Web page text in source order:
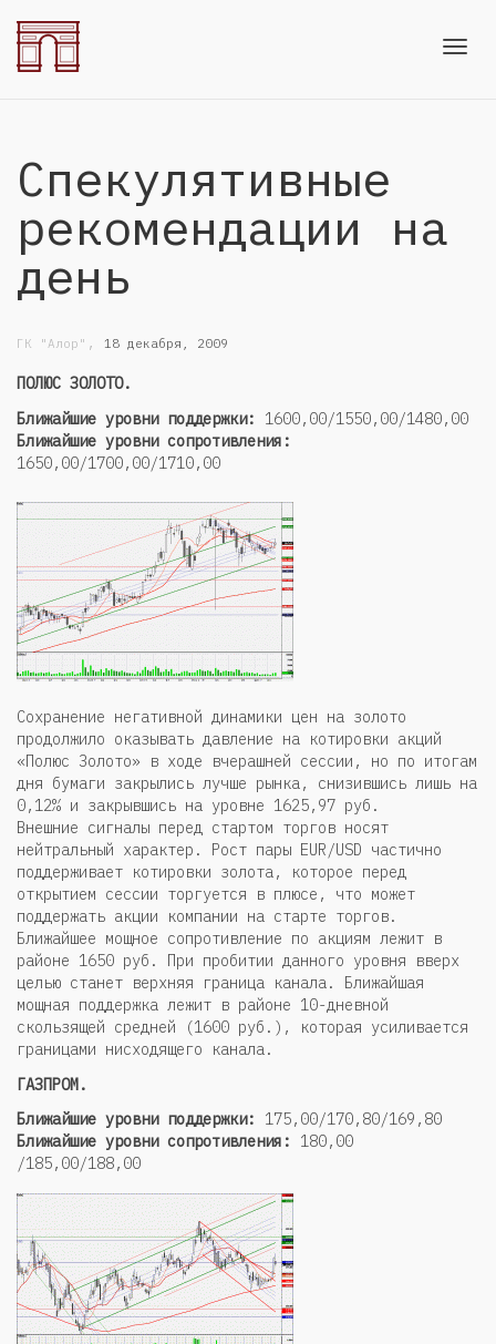
Спекулятивные
рекомендации на
день
ГК "Алор" , 18 декабря, 2009
ПОЛЮС ЗОЛОТО.
Ближайшие уровни поддержки:
1600,00/1550,00/1480,00
Ближайшие уровни сопротивления:
1650,00/1700,00/1710,00
Сохранение негативной динамики цен на золото
продолжило оказывать давление на котировки акций
«Полюс Золото» в ходе вчерашней сессии, но по итогам
дня бумаги закрылись лучше рынка, снизившись лишь на
0,12% и закрывшись на уровне 1625,97 руб.
Внешние сигналы перед стартом торгов носят
нейтральный характер. Рост пары EUR/USD частично
поддерживает котировки золота, которое перед
открытием сессии торгуется в плюсе, что может
поддержать акции компании на старте торгов.
Ближайшее мощное сопротивление по акциям лежит в
районе 1650 руб. При пробитии данного уровня вверх
целью станет верхняя граница канала. Ближайшая
мощная поддержка лежит в районе 10-дневной
скользящей средней (1600 руб.), которая усиливается
границами нисходящего канала.
ГАЗПРОМ.
Ближайшие уровни поддержки:
175,00/170,80/169,80
Ближайшие уровни сопротивления:
180,00
/185,00/188,00